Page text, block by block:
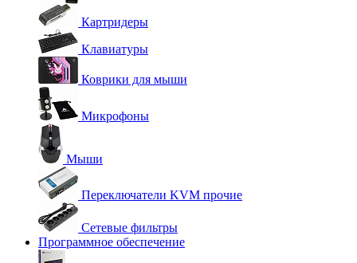
Картридеры
Клавиатуры
Коврики для мыши
Микрофоны
Мыши
Переключатели KVM прочие
Сетевые фильтры
Программное обеспечение